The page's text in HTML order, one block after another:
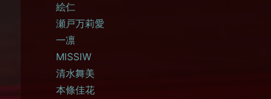
絵仁
瀬戸万莉愛
一凛
MISSIW
清水舞美
本條佳花